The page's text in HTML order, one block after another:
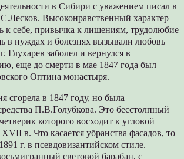
в Сибири с уважением писал в
Высоконравственный характер
к себе, привычка к лишениям, трудолюбие
в нуждах и болезнях вызывали любовь
Глухарев заболел и вернулся в
еще до смерти в мае 1847 года был
Оптина монастыря.
сгорела в 1847 году, но была
П.В.Голубкова. Это бесстолпный
которого восходит к угловой
в. Что касается убранства фасадов, то
г. в псевдовизантийском стиле.
световой барабан, с